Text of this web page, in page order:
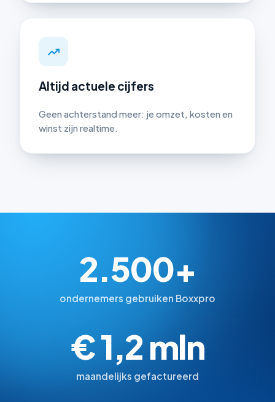
Altijd actuele cijfers
Geen achterstand meer: je omzet, kosten en
winst zijn realtime.
2.500+
ondernemers gebruiken Boxxpro
€ 1,2 mln
maandelijks gefactureerd